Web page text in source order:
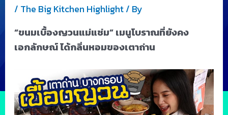
/ The Big Kitchen Highlight/ By
“ขนมเบื้องญวนแม่แช่ม” เมนูโบราณที่ยังคง
เอกลักษณ์ ได้กลิ่นหอมของเตาถ่าน